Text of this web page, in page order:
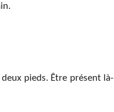
pieds. Être présent là-